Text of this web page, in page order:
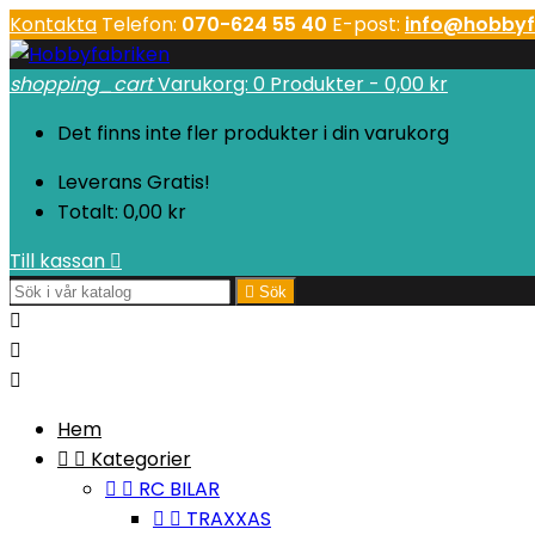
Kontakta Telefon: 070-624 55 40 E-post:
shopping_cartVarukorg: 0 Produkter - 0,00 kr
Det finns inte fler produkter i din varukorg
Leverans Gratis!
Totalt: 0,00 kr
Till kassan 
 Sök



Hem
  Kategorier
  RC BILAR
  TRAXXAS